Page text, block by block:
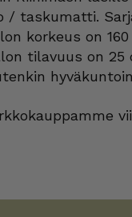
/ taskumatti.
korkeus on
tilavuus on 25